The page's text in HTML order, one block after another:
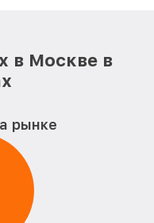
в Москве в
рынке